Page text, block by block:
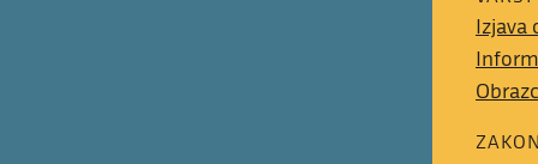
Izjava